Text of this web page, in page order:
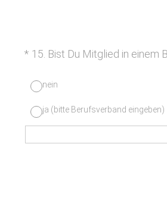
* 15 Bist Du Mitglied in einem
(Erforderlich.)
nein
ja (bitte Berufsverband eingeben)